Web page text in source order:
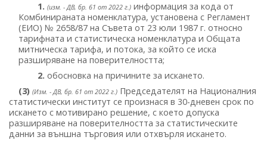
1. (изм. - ДВ, бр. 61 от 2022 г.) информация за кода от
Комбинираната номенклатура, установена с Регламент
(ЕИО) № 2658/87 на Съвета от 23 юли 1987 г. относно
тарифната и статистическа номенклатура и Общата
митническа тарифа, и потока, за който се иска
разширяване на поверителността;
2. обосновка на причините за искането.
(3) (Изм. - ДВ, бр. 61 от 2022 г.) Председателят на Националния
статистически институт се произнася в 30-дневен срок по
искането с мотивирано решение, с което допуска
разширяване на поверителността за статистическите
данни за външна търговия или отхвърля искането.